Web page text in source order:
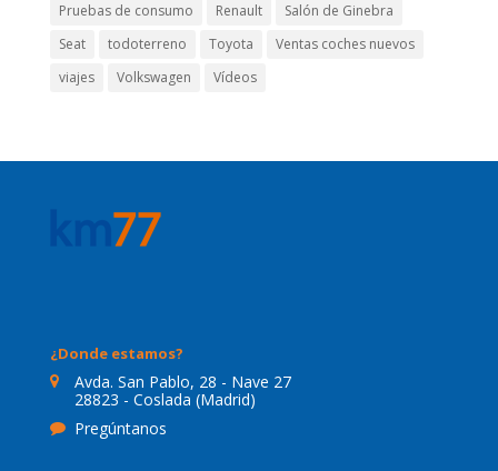
Pruebas de consumo
Renault
Salón de Ginebra
Seat
todoterreno Toyota
Ventas coches nuevos
viajes
Volkswagen Vídeos
¿Donde estamos?
Avda. San Pablo, 28 - Nave 27
28823 - Coslada (Madrid)
Pregúntanos